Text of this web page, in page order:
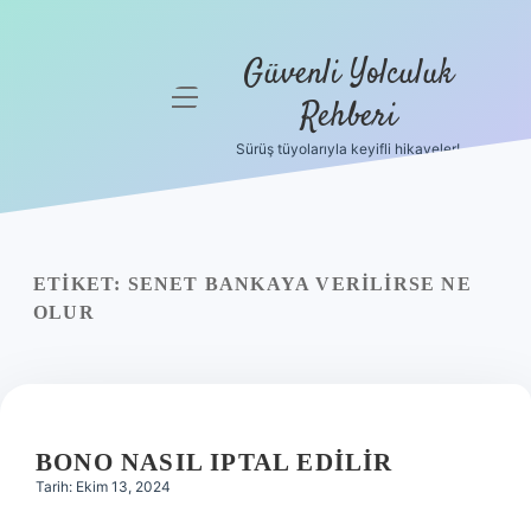
Yasal Uyarı
menüyü Güvenli Yolculuk
Rehberi
Sürüş tüyolarıyla keyifli hikayeler!
ETIKET: SENET BANKAYA VERILIRSE NE
OLUR
BONO NASIL IPTAL EDILIR
Tarih: Ekim 13, 2024